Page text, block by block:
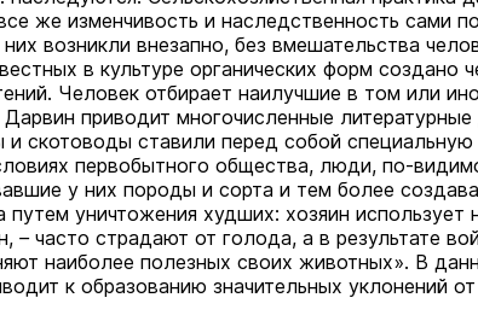
же изменчивость и наследственность сами
возникли внезапно, без вмешательства
в культуре органических форм создано
Человек отбирает наилучшие в том или
приводит многочисленные
скотоводы ставили перед собой
первобытного общества, люди, по-
у них породы и сорта и тем более
уничтожения худших: хозяин
–часто страдают от голода, а в результате
наиболее полезных своих животных». В
к образованию значительных уклонений